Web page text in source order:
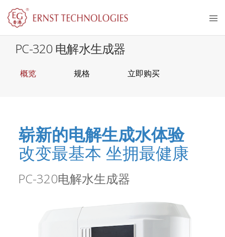
PC-320 电解水生成器
概览 规格 立即购买
崭新的电解生成水体验
改变最基本 坐拥最健康
PC-320电解水生成器